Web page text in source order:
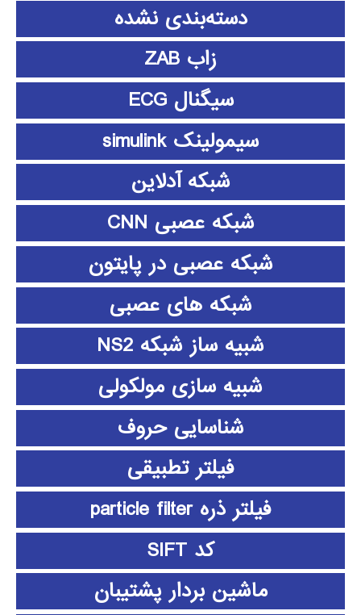
دسته‌بندی نشده
زاب ZAB
سیگنال ECG
سیمولینک simulink
شبکه آدلاین
شبکه عصبی CNN
شبکه عصبی در پایتون
شبکه های عصبی
شبیه ساز شبکه NS2
شبیه سازی مولکولی
شناسایی حروف
فیلتر تطبیقی
فیلتر ذره particle filter
کد SIFT
ماشین بردار پشتیبان